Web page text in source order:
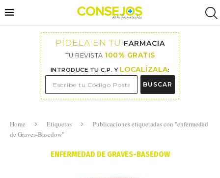
PÍDELA EN TU FARMACIA
TU REVISTA 100% GRATIS
INTRODUCE TU C.P. Y LOCALÍZALA:
BUSCAR
Home Etiquetas
Publicaciones etiquetadas con "enfermedad
de Graves-Basedow"
ENFERMEDAD DE GRAVES-BASEDOW